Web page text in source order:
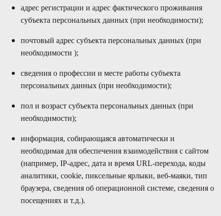
адрес регистрации и адрес фактического проживания
субъекта персональных данных (при необходимости);
почтовый адрес субъекта персональных данных (при
необходимости );
сведения о профессии и месте работы субъекта
персональных данных (при необходимости);
пол и возраст субъекта персональных данных (при
необходимости);
информация, собирающаяся автоматически и
необходимая для обеспечения взаимодействия с сайтом
(например, IP-адрес, дата и время URL-перехода, коды
аналитики, cookie, пиксельные ярлыки, веб-маяки, тип
браузера, сведения об операционной системе, сведения о
посещениях и т.д.).